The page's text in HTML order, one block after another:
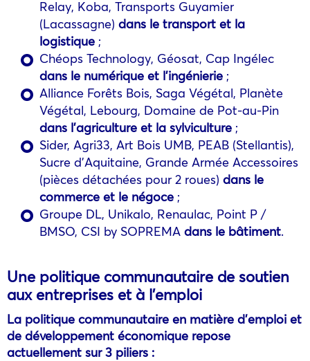
Relay, Koba, Transports Guyamier
(Lacassagne) dans le transport et la
logistique ;
Chéops Technology, Géosat, Cap Ingélec
dans le numérique et l’ingénierie ;
Alliance Forêts Bois, Saga Végétal, Planète
Végétal, Lebourg, Domaine de Pot-au-Pin
dans l’agriculture et la sylviculture ;
Sider, Agri33, Art Bois UMB, PEAB (Stellantis),
Sucre d’Aquitaine, Grande Armée Accessoires
(pièces détachées pour 2 roues) dans le
commerce et le négoce ;
Groupe DL, Unikalo, Renaulac, Point P /
BMSO, CSI by SOPREMA dans le bâtiment.
Une politique communautaire de soutien
aux entreprises et à l’emploi
La politique communautaire en matière d’emploi et
de développement économique repose
actuellement sur 3 piliers :